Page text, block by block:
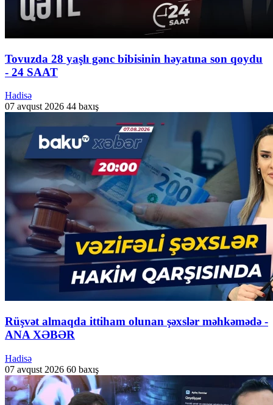
Tovuzda 28 yaşlı gənc bibisinin həyatına son qoydu
- 24 SAAT
Hadisə
07 avqust 2026 44 baxış
Rüşvət almaqda ittiham olunan şəxslər məhkəmədə -
ANA XƏBƏR
Hadisə
07 avqust 2026 60 baxış